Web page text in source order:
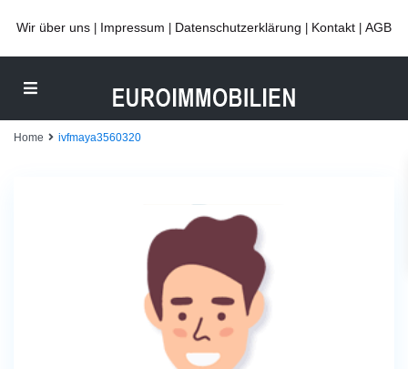
Wir über uns Impressum Datenschutzerklärung Kontakt AGB
Home ivfmaya3560320